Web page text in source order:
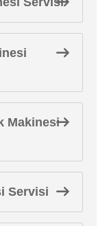
Makinesi
Servisi